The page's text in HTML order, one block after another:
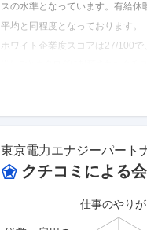
スの水準となっています。 有給休
平均と同程度となっております。
ホワイト企業度スコアは27/100
東京電力エナジーパート
クチコミによる
仕事のやり